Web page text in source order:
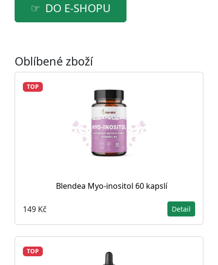
DO E-SHOPU
Oblíbené zboží
TOP
Blendea Myo-inositol 60 kapslí
149 Kč Detail
TOP